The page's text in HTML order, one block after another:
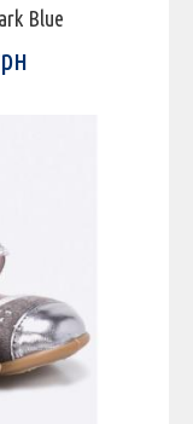
Blue